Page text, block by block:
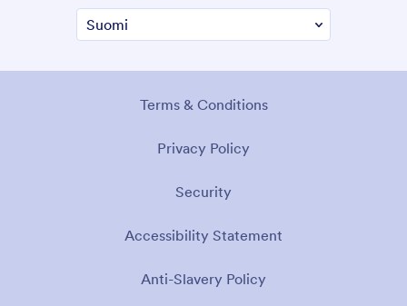
Terms & Conditions
Privacy Policy
Security
Accessibility Statement
Anti-Slavery Policy